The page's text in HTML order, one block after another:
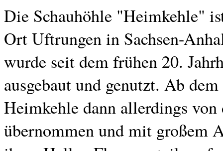
Die Schauhöhle "Heimkehle"
Ort Uftrungen in Sachsen-
wurde seit dem frühen 20.
ausgebaut und genutzt. Ab
Heimkehle dann allerdings von
übernommen und mit großem